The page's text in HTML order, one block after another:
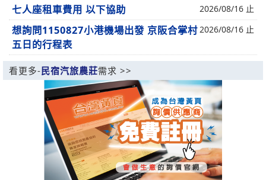
七人座租車費用 以下協助 2026/08/16 止
想詢問1150827小港機場出發 京阪合掌村
五日的行程表
2026/08/16 止
看更多-民宿汽旅農莊需求 >>